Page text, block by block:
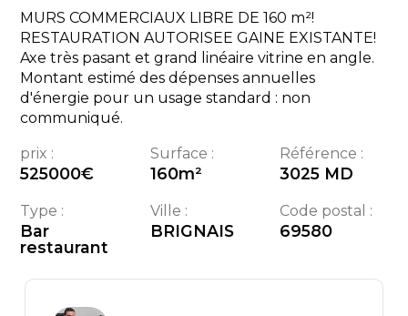
MURS COMMERCIAUX LIBRE DE 160 m²!
RESTAURATION AUTORISEE GAINE EXISTANTE!
Axe très pasant et grand linéaire vitrine en angle.
Montant estimé des dépenses annuelles
d'énergie pour un usage standard : non
communiqué.
prix :
525000€
Surface :
160m²
Référence :
3025 MD
Type :
Bar
restaurant
Ville :
BRIGNAIS
Code postal :
69580